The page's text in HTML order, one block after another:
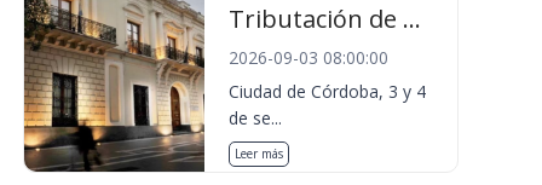
Tributación de ...
2026-09-03 08:00:00
Ciudad de Córdoba, 3 y 4
de se...
Leer más